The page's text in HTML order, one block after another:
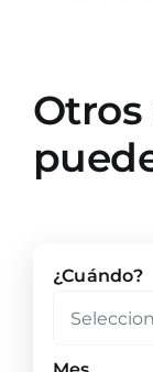
¿Cuándo?